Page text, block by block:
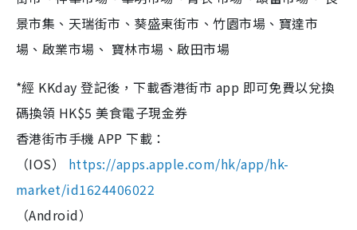
景市集、天瑞街市、葵盛東街市、竹園市場、寶達市
場、啟業市場、 寶林市場、啟田市場
*經 KKday 登記後，下載香港街市 app 即可免費以兌換
碼換領 HK$5 美食電子現金券
香港街市手機 APP 下載：
（IOS） https://apps.apple.com/hk/app/hk-
market/id1624406022
（Android）